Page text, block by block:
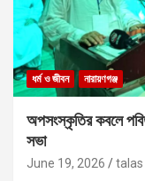
ধর্ম ও জীবন নারায়ণগঞ্জ
অপসংস্কৃতির কবলে
সভা
June 19, 2026 talas